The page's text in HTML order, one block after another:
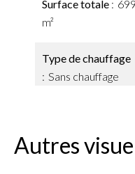
Surface totale
699
m²
Type de chauffage
Sans chauffage
Autres